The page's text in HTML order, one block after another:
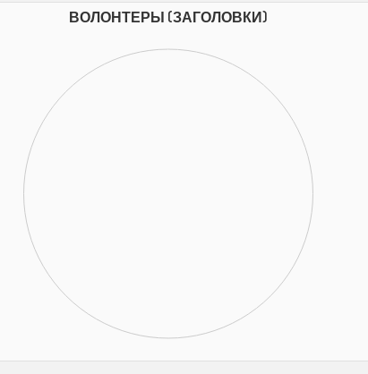
ВОЛОНТЕРЫ (ЗАГОЛОВКИ)